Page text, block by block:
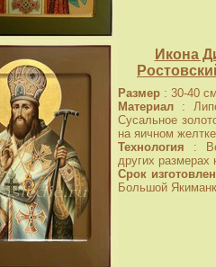
Икона
Размер : 30-40 см
Материал :
Сусальное
на яичном
Технология :
других размерах
Срок
Большой